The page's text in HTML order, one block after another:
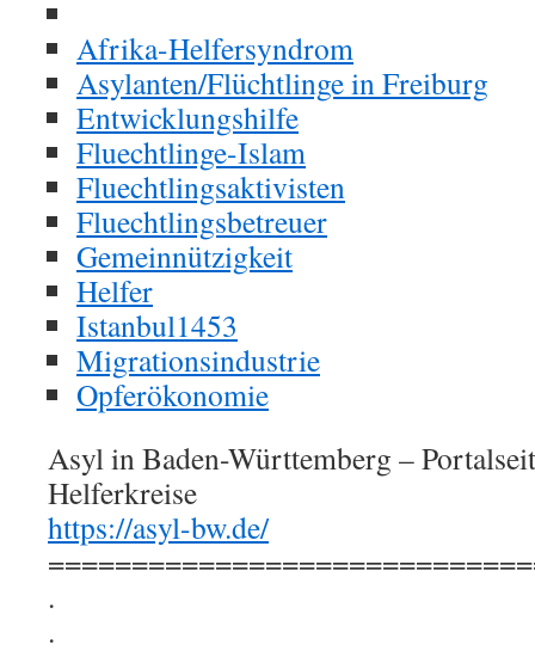
Afrika-Helfersyndrom
Asylanten/Flüchtlinge in Freiburg
Entwicklungshilfe
Fluechtlinge-Islam
Fluechtlingsaktivisten
Fluechtlingsbetreuer
Gemeinnützigkeit
Helfer
Istanbul1453
Migrationsindustrie
Opferökonomie
Asyl in Baden-Württemberg –
Helferkreise
https://asyl-bw.de/
.
.